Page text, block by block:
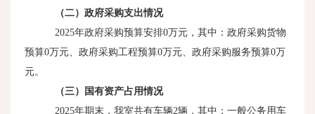
（二）政府采购支出情况
2025年政府采购预算安排0万元，其中：政府采购货物
预算0万元、政府采购工程预算0万元、政府采购服务预算0万
元。
（三）国有资产占用情况
2025年期末，我室共有车辆2辆，其中：一般公务用车